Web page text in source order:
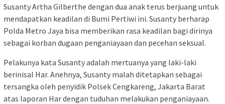
Susanty Artha Gilberthe dengan dua anak terus berjuang untuk
mendapatkan keadilan di Bumi Pertiwi ini. Susanty berharap
Polda Metro Jaya bisa memberikan rasa keadilan bagi dirinya
sebagai korban dugaan penganiayaan dan pecehan seksual.
Pelakunya kata Susanty adalah mertuanya yang laki-laki
berinisal Har. Anehnya, Susanty malah ditetapkan sebagai
tersangka oleh penyidik Polsek Cengkareng, Jakarta Barat
atas laporan Har dengan tuduhan melakukan penganiayaan.